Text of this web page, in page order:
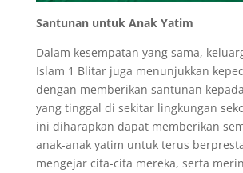
Santunan untuk Anak Yatim
Dalam kesempatan yang sama,
Islam 1 Blitar juga menunjukkan
dengan memberikan santunan
yang tinggal di sekitar lingkungan
ini diharapkan dapat memberikan
anak-anak yatim untuk terus
mengejar cita-cita mereka, serta